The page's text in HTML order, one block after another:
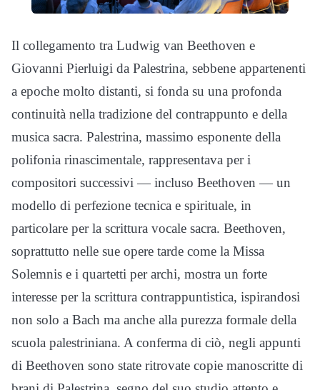
Il collegamento tra Ludwig van Beethoven e
Giovanni Pierluigi da Palestrina, sebbene appartenenti
a epoche molto distanti, si fonda su una profonda
continuità nella tradizione del contrappunto e della
musica sacra. Palestrina, massimo esponente della
polifonia rinascimentale, rappresentava per i
compositori successivi — incluso Beethoven — un
modello di perfezione tecnica e spirituale, in
particolare per la scrittura vocale sacra. Beethoven,
soprattutto nelle sue opere tarde come la Missa
Solemnis e i quartetti per archi, mostra un forte
interesse per la scrittura contrappuntistica, ispirandosi
non solo a Bach ma anche alla purezza formale della
scuola palestriniana. A conferma di ciò, negli appunti
di Beethoven sono state ritrovate copie manoscritte di